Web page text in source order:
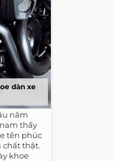
dàn xe
năm
thấy
tên phúc
chất thật.
khoe